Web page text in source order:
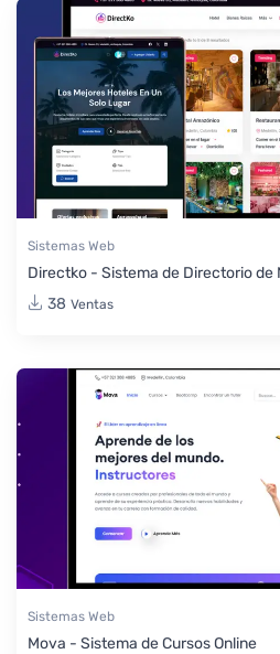
Sistemas Web
Directko - Sistema de Directorio de
38 Ventas
Sistemas Web
Mova - Sistema de Cursos Online